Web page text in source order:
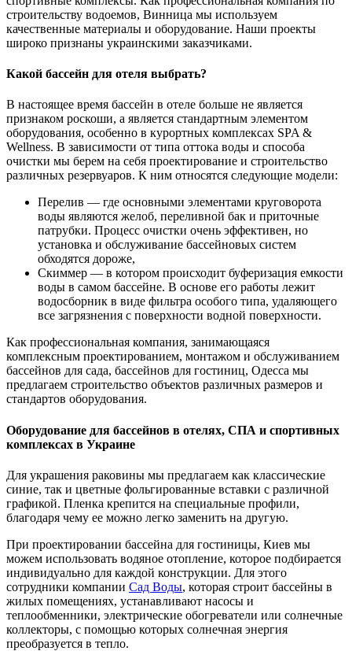
строительству водоемов, Винница мы используем
качественные материалы и оборудование. Наши проекты
широко признаны украинскими заказчиками.
Какой бассейн для отеля выбрать?
В настоящее время бассейн в отеле больше не является
признаком роскоши, а является стандартным элементом
оборудования, особенно в курортных комплексах SPA &
Wellness. В зависимости от типа оттока воды и способа
очистки мы берем на себя проектирование и строительство
различных резервуаров. К ним относятся следующие модели:
Перелив — где основными элементами круговорота
воды являются желоб, переливной бак и приточные
патрубки. Процесс очистки очень эффективен, но
установка и обслуживание бассейновых систем
обходятся дороже,
Скиммер — в котором происходит буферизация емкости
воды в самом бассейне. В основе его работы лежит
водосборник в виде фильтра особого типа, удаляющего
все загрязнения с поверхности водной поверхности.
Как профессиональная компания, занимающаяся
комплексным проектированием, монтажом и обслуживанием
бассейнов для сада, бассейнов для гостиниц, Одесса мы
предлагаем строительство объектов различных размеров и
стандартов оборудования.
Оборудование для бассейнов в отелях, СПА и спортивных
комплексах в Украине
Для украшения раковины мы предлагаем как классические
синие, так и цветные фольгированные вставки с различной
графикой. Пленка крепится на специальные профили,
благодаря чему ее можно легко заменить на другую.
При проектировании бассейна для гостиницы, Киев мы
можем использовать водяное отопление, которое подбирается
индивидуально для каждой конструкции. Для этого
сотрудники компании Сад Воды, которая строит бассейны в
жилых помещениях, устанавливают насосы и
теплообменники, электрические обогреватели или солнечные
коллекторы, с помощью которых солнечная энергия
преобразуется в тепло.